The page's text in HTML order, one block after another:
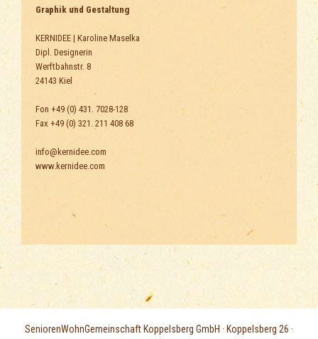
Graphik und Gestaltung
KERNIDEE | Karoline Maselka
Dipl. Designerin
Werftbahnstr. 8
24143 Kiel
Fon +49 (0) 431. 7028-128
Fax +49 (0) 321. 211 408 68
info@kernidee.com
www.kernidee.com
SeniorenWohnGemeinschaft Koppelsberg GmbH · Koppelsberg 26 ·